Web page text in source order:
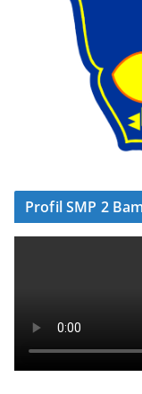
Profil SMP 2